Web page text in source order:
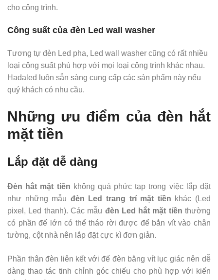
cho công trình.
Công suất của đèn Led wall washer
Tương tự đèn Led pha, Led wall washer cũng có rất nhiều
loại công suất phù hợp với mọi loại công trình khác nhau.
Hadaled luôn sẵn sàng cung cấp các sản phẩm này nếu
quý khách có nhu cầu.
Những ưu điểm của đèn hắt
mặt tiền
Lắp đặt dễ dàng
Đèn hắt mặt tiền không quá phức tạp trong việc lắp đặt
như những mẫu đèn Led trang trí mặt tiền khác (Led
pixel, Led thanh). Các mẫu đèn Led hắt mặt tiền thường
có phần đế lớn có thể tháo rời được để bắn vít vào chân
tường, cột nhà nên lắp đặt cực kì đơn giản.
Phần thân đèn liên kết với đế đèn bằng vít lục giác nên dễ
dàng thao tác tinh chỉnh góc chiếu cho phù hợp với kiến